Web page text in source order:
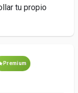
tu propio
Premium